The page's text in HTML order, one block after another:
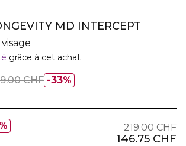
MD INTERCEPT
grâce à cet achat
33%
CHF
219.00 CHF
146.75 CHF